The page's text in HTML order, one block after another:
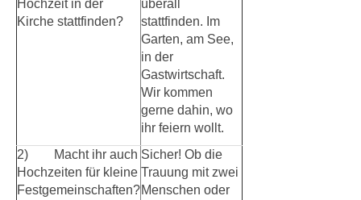
Hochzeit in der
Kirche stattfinden?
überall
stattfinden. Im
Garten, am See,
in der
Gastwirtschaft.
Wir kommen
gerne dahin, wo
ihr feiern wollt.
2) Macht ihr auch
Hochzeiten für kleine
Festgemeinschaften?
Sicher! Ob die
Trauung mit zwei
Menschen oder